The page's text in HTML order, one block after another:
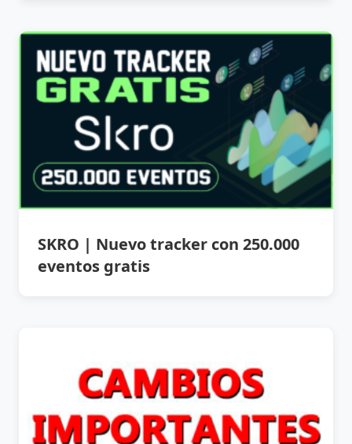
SKRO | Nuevo tracker con 250.000
eventos gratis